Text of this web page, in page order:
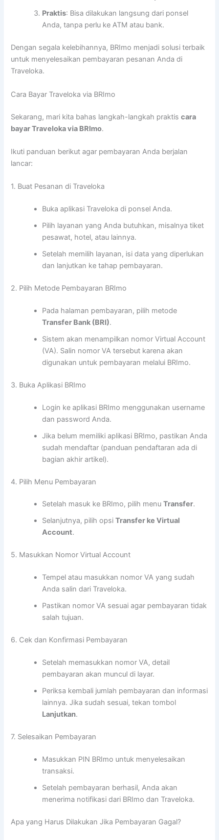
Praktis: Bisa dilakukan langsung dari ponsel
Anda, tanpa perlu ke ATM atau bank.
Dengan segala kelebihannya, BRImo menjadi solusi terbaik
untuk menyelesaikan pembayaran pesanan Anda di
Traveloka.
Cara Bayar Traveloka via BRImo
Sekarang, mari kita bahas langkah-langkah praktiscara
bayar Traveloka via BRImo.
Ikuti panduan berikut agar pembayaran Anda berjalan
lancar:
1. Buat Pesanan di Traveloka
Buka aplikasi Traveloka di ponsel Anda.
Pilih layanan yang Anda butuhkan, misalnya tiket
pesawat, hotel, atau lainnya.
Setelah memilih layanan, isi data yang diperlukan
dan lanjutkan ke tahap pembayaran.
2. Pilih Metode Pembayaran BRImo
Pada halaman pembayaran, pilih metode
Transfer Bank (BRI).
Sistem akan menampilkan nomor Virtual Account
(VA). Salin nomor VA tersebut karena akan
digunakan untuk pembayaran melalui BRImo.
3. Buka Aplikasi BRImo
Login ke aplikasi BRImo menggunakan username
dan password Anda.
Jika belum memiliki aplikasi BRImo, pastikan Anda
sudah mendaftar (panduan pendaftaran ada di
bagian akhir artikel).
4. Pilih Menu Pembayaran
Setelah masuk ke BRImo, pilih menuTransfer.
Selanjutnya, pilih opsiTransfer ke Virtual
Account.
5. Masukkan Nomor Virtual Account
Tempel atau masukkan nomor VA yang sudah
Anda salin dari Traveloka.
Pastikan nomor VA sesuai agar pembayaran tidak
salah tujuan.
6. Cek dan Konfirmasi Pembayaran
Setelah memasukkan nomor VA, detail
pembayaran akan muncul di layar.
Periksa kembali jumlah pembayaran dan informasi
lainnya. Jika sudah sesuai, tekan tombol
Lanjutkan.
7. Selesaikan Pembayaran
Masukkan PIN BRImo untuk menyelesaikan
transaksi.
Setelah pembayaran berhasil, Anda akan
menerima notifikasi dari BRImo dan Traveloka.
Apa yang Harus Dilakukan Jika Pembayaran Gagal?